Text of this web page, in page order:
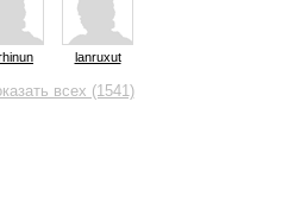
lanruxut
всех (1541)